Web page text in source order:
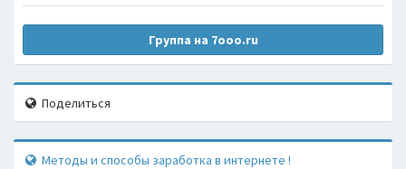
Группа на 7ooo.ru
Поделиться
Методы и способы заработка в интернете !